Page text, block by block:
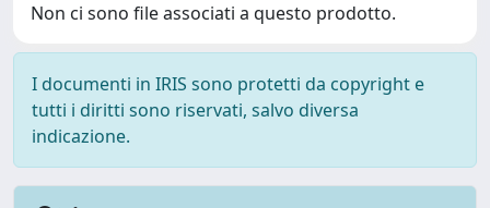
Non ci sono file associati a questo prodotto.
I documenti in IRIS sono protetti da copyright e
tutti i diritti sono riservati, salvo diversa
indicazione.